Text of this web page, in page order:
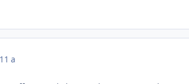
11 a